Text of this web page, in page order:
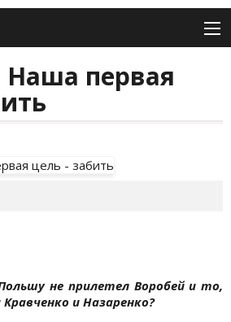
Наша первая
не прилетел Воробей и то,
и Назаренко?